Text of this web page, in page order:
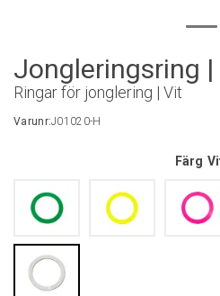
Jongleringsring |
Ringar för jonglering | Vit
Varunr:J01020-H
Färg